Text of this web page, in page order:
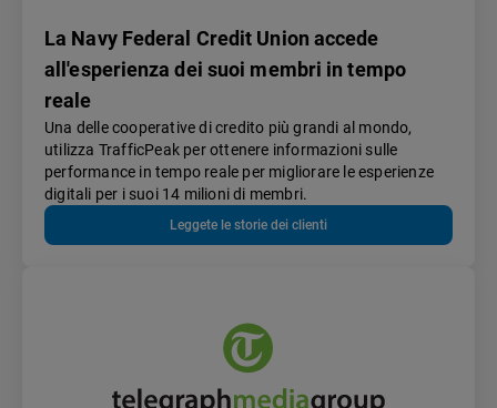
La Navy Federal Credit Union accede
all'esperienza dei suoi membri in tempo
reale
Una delle cooperative di credito più grandi al mondo,
utilizza TrafficPeak per ottenere informazioni sulle
performance in tempo reale per migliorare le esperienze
digitali per i suoi 14 milioni di membri.
Leggete le storie dei clienti